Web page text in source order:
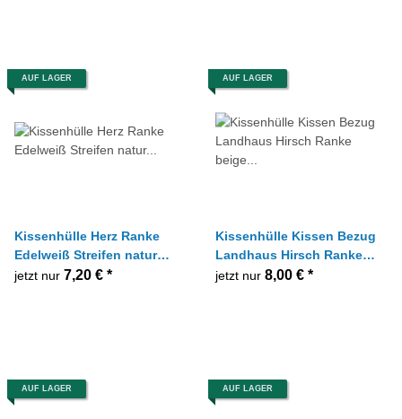
AUF LAGER
Kissenhülle Herz Ranke
Edelweiß Streifen natur
beige blau 50 x 50 cm
jetzt nur 7,20 € *
AUF LAGER
Kissenhülle Kissen Bezug
Landhaus Hirsch Ranke
beige grün 40 x 40 cm
jetzt nur 8,00 € *
AUF LAGER AUF LAGER